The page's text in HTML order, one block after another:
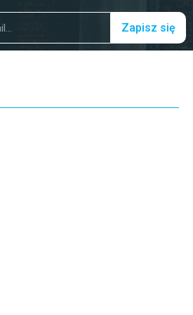
Zapisz się